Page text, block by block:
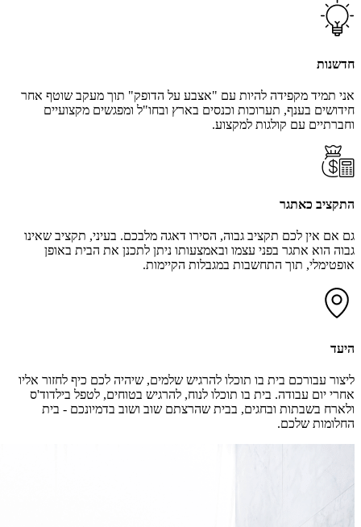
חדשנות
אני תמיד מקפידה להיות עם "אצבע על הדופק" תוך מעקב שוטף אחר
חידושים בענף, תערוכות וכנסים בארץ ובחו"ל ומפגשים מקצועיים
וחברתיים עם קולגות למקצוע.
התקציב כאתגר
גם אם אין לכם תקציב גבוה, הסירו דאגה מלבכם. בעיני, תקציב שאינו
גבוה הוא אתגר בפני עצמו ובאמצעותו ניתן לתכנן את הבית באופן
אופטימלי, תוך התחשבות במגבלות הקיימות.
היעד
ליצור עבורכם בית בו תוכלו להרגיש שלמים, שיהיה לכם כיף לחזור אליו
אחרי יום עבודה. בית בו תוכלו לנוח, להרגיש בטוחים, לטפל בילדוד'ס
ולארח בשבתות ובחגים, בבית שהרצתם שוב ושוב בדמיונכם - בית
החלומות שלכם.